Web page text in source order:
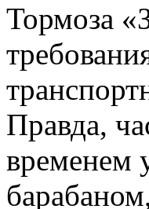
Тормоза
Правда,
временем